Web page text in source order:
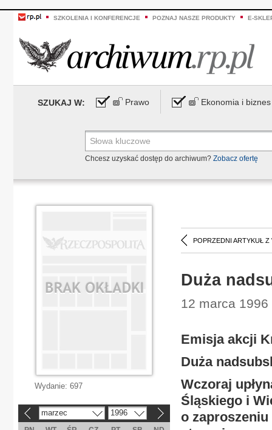
SZKOLENIA I KONFERENCJE POZNAJ NASZE PRODUKTY E-
SZUKAJ W: Prawo Ekonomia i biznes
Chcesz uzyskać dostęp do archiwum? Zobacz ofertę
POPRZEDNI ARTYKUŁ Z
Duża
12 marca
Emisja akcji
Duża
Wczoraj
Śląskiego i
o
Wydanie: 697
marzec 1996